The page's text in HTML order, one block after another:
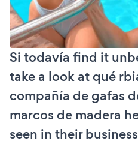
Si todavía find it
take a look at qué
compañía de gafas
marcos de madera
seen in their